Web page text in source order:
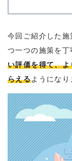
今回ご紹介した
つ一つの施策を
い評価を得て、
らえるようになり